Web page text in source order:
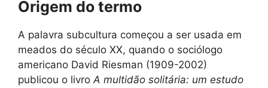
Origem do termo
A palavra subcultura começou a ser usada em
meados do século XX, quando o sociólogo
americano David Riesman (1909-2002)
publicou o livroA multidão solitária: um estudo